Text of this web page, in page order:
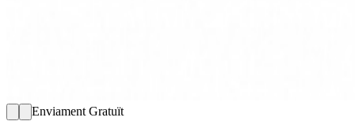
Enviament Gratuït